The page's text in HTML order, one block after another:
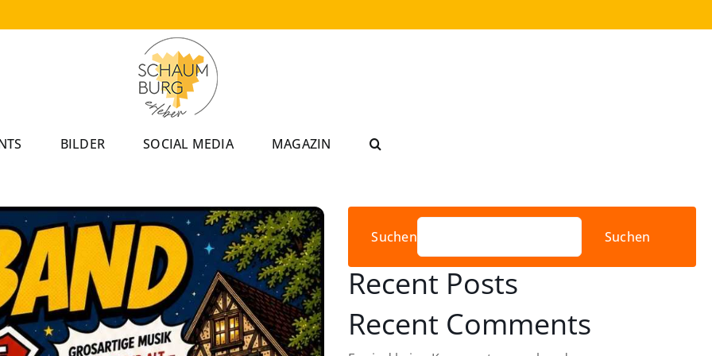
BILDER SOCIAL MEDIA MAGAZIN
Suchen Suchen
Recent Posts
Recent Comments